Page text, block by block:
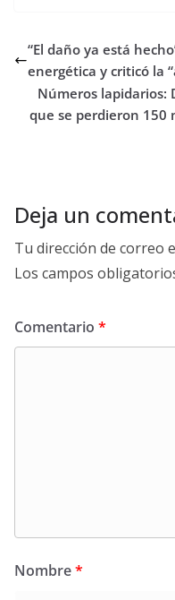
“El daño ya está
energética y criticó la
Números lapidarios:
que se perdieron 150
Deja un
Tu dirección de correo
Los campos
Comentario *
Nombre*